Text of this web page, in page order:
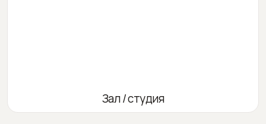
Зал / студия